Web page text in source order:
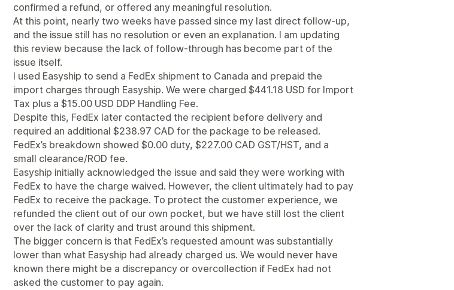
confirmed a refund, or offered any meaningful resolution.
At this point, nearly two weeks have passed since my last direct follow-up,
and the issue still has no resolution or even an explanation. I am updating
this review because the lack of follow-through has become part of the
issue itself.
I used Easyship to send a FedEx shipment to Canada and prepaid the
import charges through Easyship. We were charged $441.18 USD for Import
Tax plus a $15.00 USD DDP Handling Fee.
Despite this, FedEx later contacted the recipient before delivery and
required an additional $238.97 CAD for the package to be released.
FedEx’s breakdown showed $0.00 duty, $227.00 CAD GST/HST, and a
small clearance/ROD fee.
Easyship initially acknowledged the issue and said they were working with
FedEx to have the charge waived. However, the client ultimately had to pay
FedEx to receive the package. To protect the customer experience, we
refunded the client out of our own pocket, but we have still lost the client
over the lack of clarity and trust around this shipment.
The bigger concern is that FedEx’s requested amount was substantially
lower than what Easyship had already charged us. We would never have
known there might be a discrepancy or overcollection if FedEx had not
asked the customer to pay again.